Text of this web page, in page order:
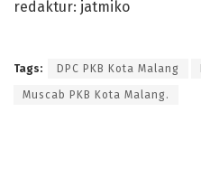
redaktur: jatmiko
Tags: DPC PKB Kota Malang
Muscab PKB Kota Malang.